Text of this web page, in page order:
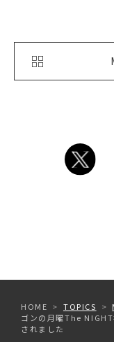
HOME TOPICS
ゴンの月曜The
されました